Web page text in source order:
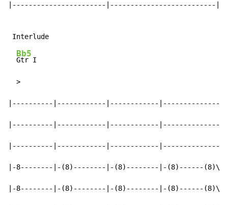
|-----------------------|--------------------------||
Bb5
Gtr I
  >
|----------|------------|------------
|----------|------------|------------
|----------|------------|------------
|-8--------|-(8)--------|-(8)--------|-(8)------
|-8--------|-(8)--------|-(8)--------|-(8)------